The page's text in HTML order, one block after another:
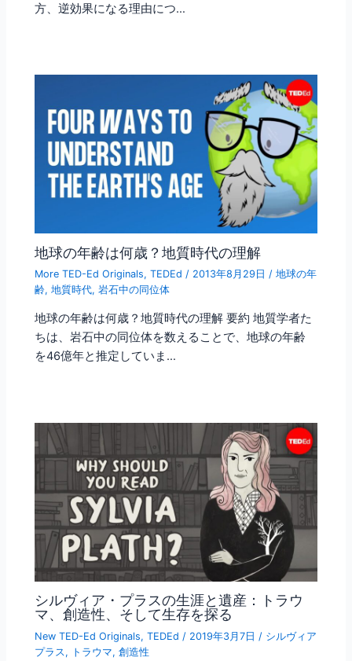
方、逆効果になる理由につ…
地球の年齢は何歳？地質時代の理解
More TED-Ed Originals,TEDEd / 2013年8月29日 /地球の年
齢,地質時代,岩石中の同位体
地球の年齢は何歳？地質時代の理解 要約 地質学者た
ちは、岩石中の同位体を数えることで、地球の年齢
を46億年と推定していま…
シルヴィア・プラスの生涯と遺産：トラウ
マ、創造性、そして生存を探る
New TED-Ed Originals,TEDEd / 2019年3月7日 / シルヴィア
プラス , トラウマ,創造性